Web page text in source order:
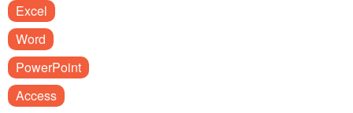
Excel
Word
PowerPoint
Access